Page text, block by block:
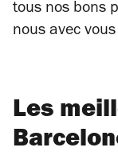
tous nos bons
nous avec vous
Les